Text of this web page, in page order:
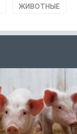
ЖИВОТНЫЕ